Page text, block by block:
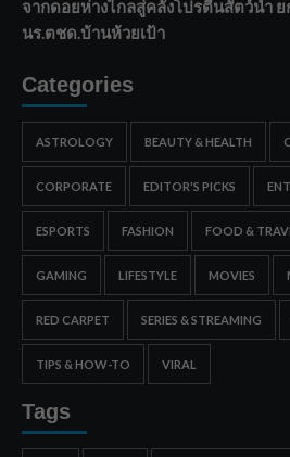
จากดอยห่างไกลสู่คลังโปรตีนสัตว์น้ำ
นร.ตชด.บ้านห้วยเป้า
Categories
ASTROLOGY BEAUTY & HEALTH
CORPORATE EDITOR'S PICKS
ESPORTS FASHION FOOD &
GAMING LIFESTYLE MOVIES
RED CARPET SERIES & STREAMING
TIPS & HOW-TO VIRAL
Tags